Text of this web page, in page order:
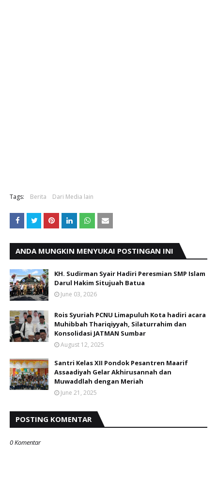
Tags: Berita Dari Media lain
ANDA MUNGKIN MENYUKAI POSTINGAN INI
KH. Sudirman Syair Hadiri Peresmian SMP Islam
Darul Hakim Situjuah Batua
June 03, 2026
Rois Syuriah PCNU Limapuluh Kota hadiri acara
Muhibbah Thariqiyyah, Silaturrahim dan
Konsolidasi JATMAN Sumbar
August 12, 2025
Santri Kelas XII Pondok Pesantren Maarif
Assaadiyah Gelar Akhirusannah dan
Muwaddlah dengan Meriah
June 21, 2025
POSTING KOMENTAR
0 Komentar